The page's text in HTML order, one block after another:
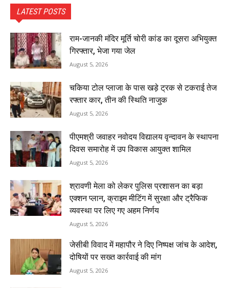
LATEST POSTS
राम-जानकी मंदिर मूर्ति चोरी कांड का दूसरा अभियुक्त
गिरफ्तार, भेजा गया जेल
August 5, 2026
चकिया टोल प्लाजा के पास खड़े ट्रक से टकराई तेज
रफ्तार कार, तीन की स्थिति नाजुक
August 5, 2026
पीएमश्री जवाहर नवोदय विद्यालय वृन्दावन के स्थापना
दिवस समारोह में उप विकास आयुक्त शामिल
August 5, 2026
श्रावणी मेला को लेकर पुलिस प्रशासन का बड़ा
एक्शन प्लान, क्राइम मीटिंग में सुरक्षा और ट्रैफिक
व्यवस्था पर लिए गए अहम निर्णय
August 5, 2026
जेसीबी विवाद में महापौर ने दिए निष्पक्ष जांच के आदेश,
दोषियों पर सख्त कार्रवाई की मांग
August 5, 2026